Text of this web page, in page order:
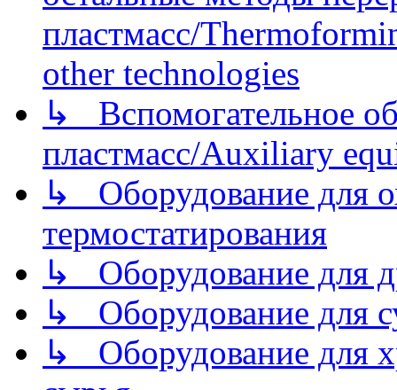
пластмасс/
other technologies
↳ Вспомогательное
пластмасс/Auxiliary
↳ Оборудование для
термостатирования
↳ Оборудование для
↳ Оборудование для
↳ Оборудование для